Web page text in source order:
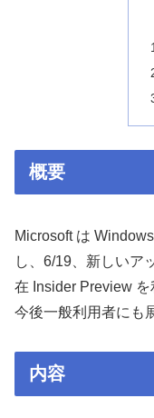
概要
Microsoft は
し、6/19、新しいア
在 Insider Preview を
今後一般利用者にも
内容